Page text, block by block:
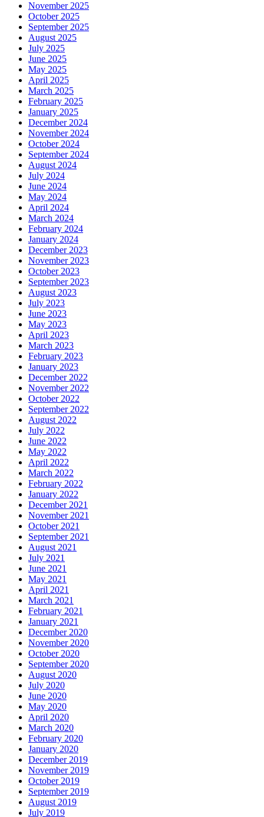
November 2025
October 2025
September 2025
August 2025
July 2025
June 2025
May 2025
April 2025
March 2025
February 2025
January 2025
December 2024
November 2024
October 2024
September 2024
August 2024
July 2024
June 2024
May 2024
April 2024
March 2024
February 2024
January 2024
December 2023
November 2023
October 2023
September 2023
August 2023
July 2023
June 2023
May 2023
April 2023
March 2023
February 2023
January 2023
December 2022
November 2022
October 2022
September 2022
August 2022
July 2022
June 2022
May 2022
April 2022
March 2022
February 2022
January 2022
December 2021
November 2021
October 2021
September 2021
August 2021
July 2021
June 2021
May 2021
April 2021
March 2021
February 2021
January 2021
December 2020
November 2020
October 2020
September 2020
August 2020
July 2020
June 2020
May 2020
April 2020
March 2020
February 2020
January 2020
December 2019
November 2019
October 2019
September 2019
August 2019
July 2019